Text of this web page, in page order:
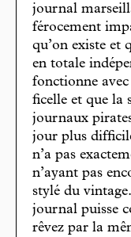
journal
férocement
qu’on existe et
en totale
fonctionne
ficelle et que la
journaux
jour plus
n’a pas
n’ayant pas
stylé du
journal puisse
rêvez par la